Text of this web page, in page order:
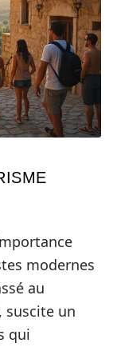
modernes
au
suscite un
qui